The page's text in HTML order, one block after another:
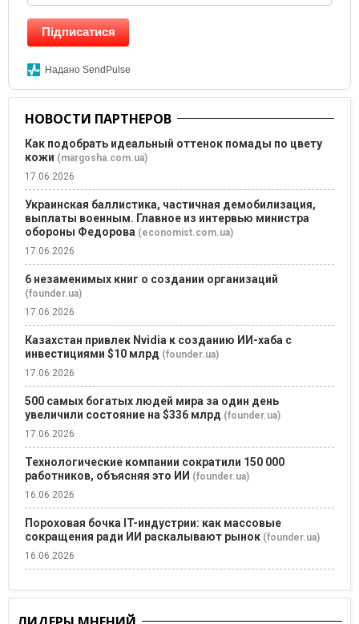
Підписатися
Надано SendPulse
НОВОСТИ ПАРТНЕРОВ
Как подобрать идеальный оттенок помады по цвету
кожи (margosha.com.ua)
17.06.2026
Украинская баллистика, частичная демобилизация,
выплаты военным. Главное из интервью министра
обороны Федорова (economist.com.ua)
17.06.2026
6 незаменимых книг о создании организаций
(founder.ua)
17.06.2026
Казахстан привлек Nvidia к созданию ИИ-хаба с
инвестициями $10 млрд (founder.ua)
17.06.2026
500 самых богатых людей мира за один день
увеличили состояние на $336 млрд (founder.ua)
17.06.2026
Технологические компании сократили 150 000
работников, объясняя это ИИ (founder.ua)
16.06.2026
Пороховая бочка IT-индустрии: как массовые
сокращения ради ИИ раскалывают рынок (founder.ua)
16.06.2026